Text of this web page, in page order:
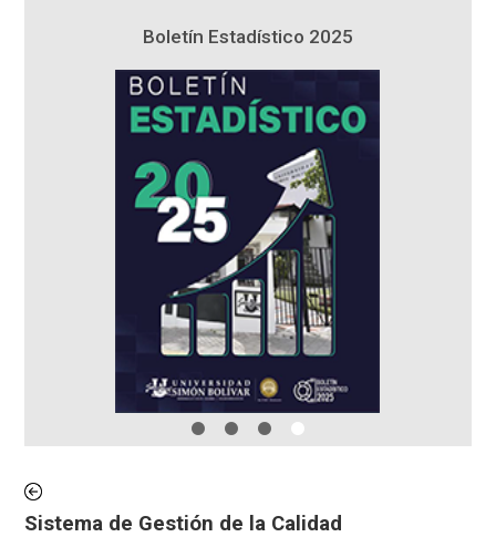
Boletín Estadístico 2025
Sistema de Gestión de la Calidad